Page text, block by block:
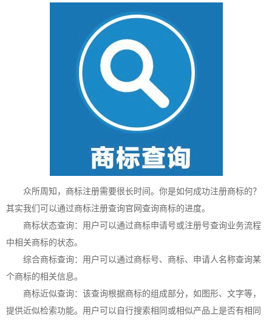
众所周知，商标注册需要很长时间。你是如何成功注册商标的？
其实我们可以通过商标注册查询官网查询商标的进度。
商标状态查询：用户可以通过商标申请号或注册号查询业务流程
中相关商标的状态。
综合商标查询：用户可以通过商标号、商标、申请人名称查询某
个商标的相关信息。
商标近似查询：该查询根据商标的组成部分，如图形、文字等，
提供近似检索功能。用户可以自行搜索相同或相似产品上是否有相同